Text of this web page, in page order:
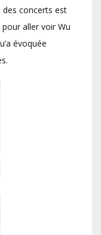
des concerts est
aller voir Wu
évoquée